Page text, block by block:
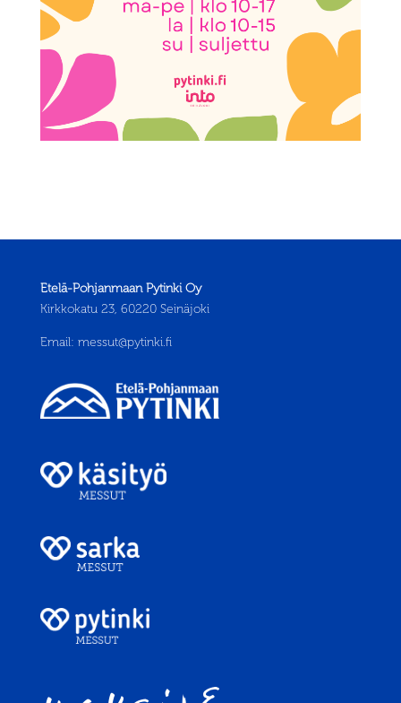
Etelä-Pohjanmaan Pytinki Oy
Kirkkokatu 23, 60220 Seinäjoki
Email: messut@pytinki.fi